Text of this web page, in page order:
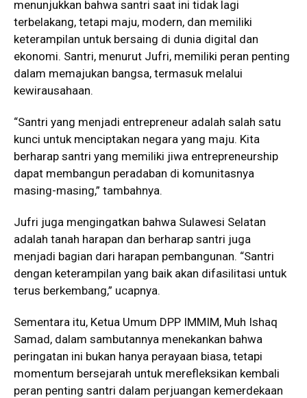
menunjukkan bahwa santri saat ini tidak lagi
terbelakang, tetapi maju, modern, dan memiliki
keterampilan untuk bersaing di dunia digital dan
ekonomi. Santri, menurut Jufri, memiliki peran penting
dalam memajukan bangsa, termasuk melalui
kewirausahaan.
“Santri yang menjadi entrepreneur adalah salah satu
kunci untuk menciptakan negara yang maju. Kita
berharap santri yang memiliki jiwa entrepreneurship
dapat membangun peradaban di komunitasnya
masing-masing,” tambahnya.
Jufri juga mengingatkan bahwa Sulawesi Selatan
adalah tanah harapan dan berharap santri juga
menjadi bagian dari harapan pembangunan. “Santri
dengan keterampilan yang baik akan difasilitasi untuk
terus berkembang,” ucapnya.
Sementara itu, Ketua Umum DPP IMMIM, Muh Ishaq
Samad, dalam sambutannya menekankan bahwa
peringatan ini bukan hanya perayaan biasa, tetapi
momentum bersejarah untuk merefleksikan kembali
peran penting santri dalam perjuangan kemerdekaan